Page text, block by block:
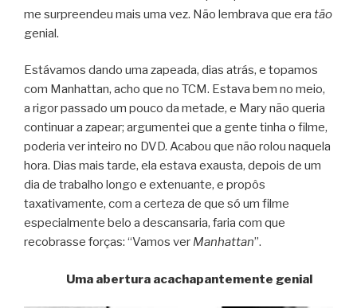
me surpreendeu mais uma vez. Não lembrava que era tão
genial.
Estávamos dando uma zapeada, dias atrás, e topamos
com Manhattan, acho que no TCM. Estava bem no meio,
a rigor passado um pouco da metade, e Mary não queria
continuar a zapear; argumentei que a gente tinha o filme,
poderia ver inteiro no DVD. Acabou que não rolou naquela
hora. Dias mais tarde, ela estava exausta, depois de um
dia de trabalho longo e extenuante, e propôs
taxativamente, com a certeza de que só um filme
especialmente belo a descansaria, faria com que
recobrasse forças: “Vamos ver Manhattan”.
Uma abertura acachapantemente genial